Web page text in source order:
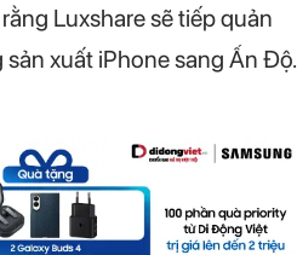
Luxshare sẽ tiếp quản
xuất iPhone sang Ấn Độ.